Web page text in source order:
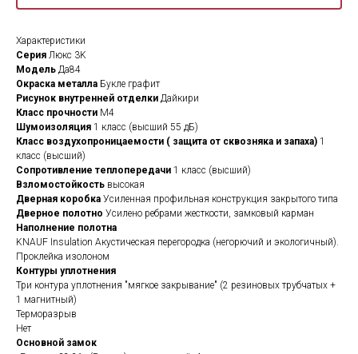
Характеристики
Серия Люкс 3K
Модель Да84
Окраска металла Букле графит
Рисунок внутренней отделки Дайкири
Класс прочности М4
Шумоизоляция 1 класс (высший 55 дБ)
Класс воздухопроницаемости ( защита от сквозняка и запаха) 1
класс (высший)
Сопротивление теплопередачи 1 класс (высший)
Взломостойкость высокая
Дверная коробка Усиленная профильная конструкция закрытого типа
Дверное полотно Усилено ребрами жесткости, замковый карман
Наполнение полотна
KNAUF Insulation Акустическая перегородка (негорючий и экологичный).
Проклейка изолоном
Контуры уплотнения
Три контура уплотнения "мягкое закрывание" (2 резиновых трубчатых +
1 магнитный)
Терморазрыв
Нет
Основной замок